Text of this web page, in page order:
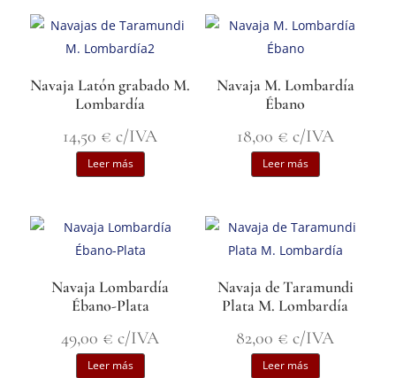
Navaja Latón grabado M.
Lombardía
14,50 € c/IVA
Leer más
Navaja M. Lombardía
Ébano
18,00 € c/IVA
Leer más
Navaja Lombardía
Ébano-Plata
49,00 € c/IVA
Leer más
Navaja de Taramundi
Plata M. Lombardía
82,00 € c/IVA
Leer más